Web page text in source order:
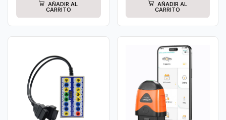
AÑADIR AL
CARRITO
AÑADIR AL
CARRITO